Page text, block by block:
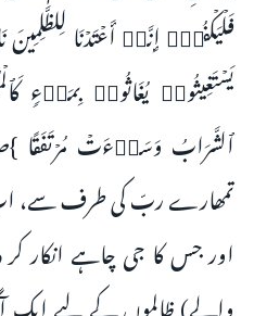
فَلۡیَكۡفُرۡۚ إِنَّاۤ أَعۡتَدۡنَا
یَسۡتَغِیثُوا۟ یُغَاثُوا۟ بِمَاۤءࣲ
ٱلشَّرَابُ وَسَاۤءَتۡ مُرۡتَفَقًا
تمھارے ربّ کی طرف سے،
اور جس کا جی چاہے انکار
والے) ظالموں کے لیے